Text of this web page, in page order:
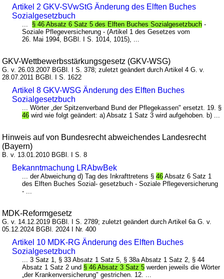
Artikel 2 GKV-SVwStG Änderung des Elften Buches
Sozialgesetzbuch
§ 46 Absatz 6 Satz 5 des Elften Buches Sozialgesetzbuch -
Soziale Pflegeversicherung - (Artikel 1 des Gesetzes vom
26. Mai 1994, BGBl. I S. 1014, 1015), ...
GKV-Wettbewerbsstärkungsgesetz (GKV-WSG)
G. v. 26.03.2007 BGBl. I S. 378; zuletzt geändert durch Artikel 4 G. v.
28.07.2011 BGBl. I S. 1622
Artikel 8 GKV-WSG Änderung des Elften Buches
Sozialgesetzbuch
... Wörter „der Spitzenverband Bund der Pflegekassen" ersetzt. 19. §
46 wird wie folgt geändert: a) Absatz 1 Satz 3 wird aufgehoben. b) ...
Hinweis auf von Bundesrecht abweichendes Landesrecht
(Bayern)
B. v. 13.01.2010 BGBl. I S. 8
Bekanntmachung LRAbwBek
... der Abweichung d) Tag des Inkrafttretens §46 Absatz 6 Satz 1
des Elften Buches Sozial- gesetzbuch - Soziale Pflegeversicherung
- ...
MDK-Reformgesetz
G. v. 14.12.2019 BGBl. I S. 2789; zuletzt geändert durch Artikel 6a G. v.
05.12.2024 BGBl. 2024 I Nr. 400
Artikel 10 MDK-RG Änderung des Elften Buches
Sozialgesetzbuch
... 3 Satz 1, § 33 Absatz 1 Satz 5, § 38a Absatz 1 Satz 2, § 44
Absatz 1 Satz 2 und § 46 Absatz 3 Satz 5 werden jeweils die Wörter
„der Krankenversicherung" gestrichen. 12. ...